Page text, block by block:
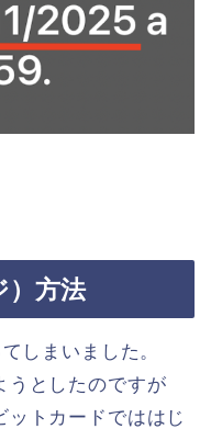
）方法
しまいました。
うとしたのですが
ットカードでははじ